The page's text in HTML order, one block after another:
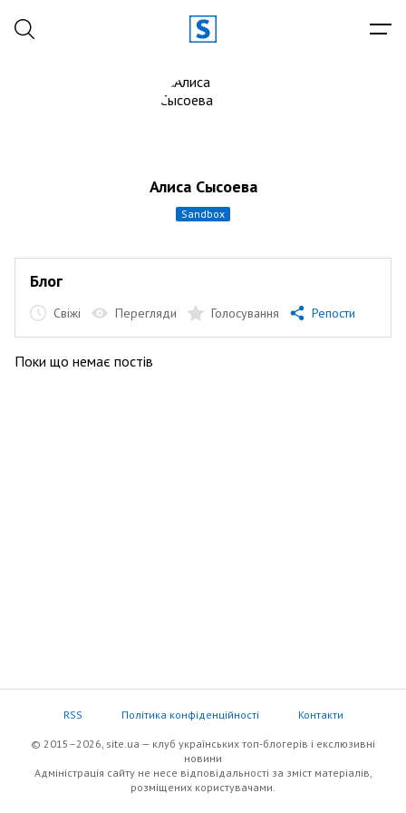
Алиса Сысоева
sandbox
Блог
Свіжі Перегляди Голосування Репости
Поки що немає постів
RSS Політика конфіденційності Контакти
© 2015–2026, site.ua — клуб українських топ-блогерів i екслюзивнi
новини
Адміністрація сайту не несе відповідальності за зміст матеріалів,
розміщених користувачами.